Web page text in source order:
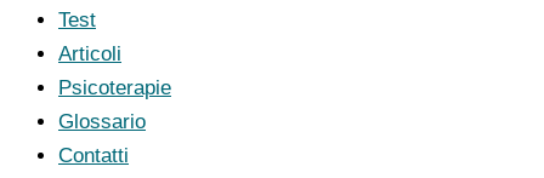
Test
Articoli
Psicoterapie
Glossario
Contatti